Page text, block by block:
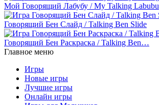
Мой Говорящий Лабубу / My Talking Labubu
Говорящий Бен Слайд / Talking Ben Slide
Говорящий Бен Раскраска / Talking Ben…
Главное меню
Игры
Новые игры
Лучшие игры
Онлайн игры